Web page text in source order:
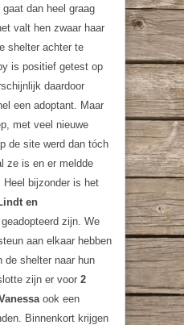
dan heel graag
valt hen zwaar haar
shelter achter te
is positief getest op
daardoor
een adoptant. Maar
met veel nieuwe
de site werd dan tóch
ze is en er meldde
bijzonder is het
en
zijn. We
aan elkaar hebben
de shelter naar hun
zijn er voor 2
ook een
Binnenkort krijgen